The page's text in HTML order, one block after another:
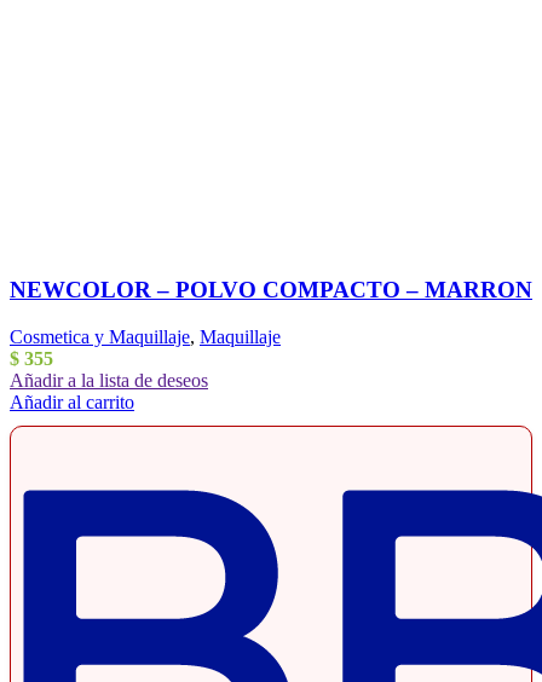
NEWCOLOR – POLVO COMPACTO – MARRON
Cosmetica y Maquillaje, Maquillaje
$ 355
Añadir a la lista de deseos
Añadir al carrito